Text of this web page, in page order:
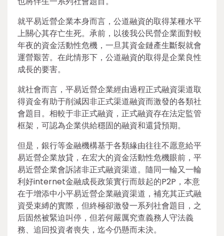
就平易近營企業本身而言，公道融資的取得某種水平
上關心其存亡生死。承前，以後我公民營企業面對較
年夜的資金活動性危機，一旦其資金鏈產生斷裂就會
運營艱苦。在此情形下，公道融資的取得是企業良性
成長的要害。
就社會而言，平易近營企業經由過程正式融資渠道取
得資金有助于削減因非正式渠道融資而激發的各類社
會題目。相較于非正式融資，正式融資存在法定監管
框架，可認為企業供給穩固的融資和還貸預期。
但是，銀行等金融機構基于各類緣由往往不愿意給平
易近營企業放貸，在宏大的資金活動性危機眼前，平
易近營企業會訴諸非正式融資渠道。隨同一輪又一輪
利好internet金融成長政策實行而鼓起的P2P，本意
在于增添中小平易近營企業融資渠道，補充其正式融
資受束縛的實際，但終極卻激發一系列社會題目，之
后固然被緊迫叫停，但若何嚴厲究查義務人守法義
務、追回投資者喪失，迄今仍懸而未決。